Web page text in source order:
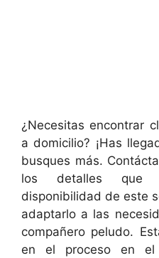
¿Necesitas encontrar
a domicilio? ¡Has
busques más.
los detalles que
disponibilidad de este
adaptarlo a las
compañero peludo.
en el proceso en el